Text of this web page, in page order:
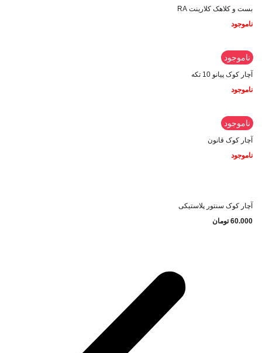
بست و کلاهک کلارینت RA
ناموجود
ناموجود
آچار کوک پیانو 10 تکه
ناموجود
ناموجود
آچار کوک قانون
ناموجود
آچار کوک سنتور پلاستیکی
60.000 تومان